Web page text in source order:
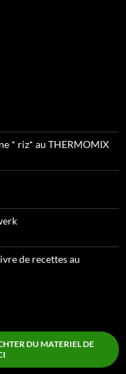
* riz* au THERMOMIX
de recettes au
DU MATERIEL DE